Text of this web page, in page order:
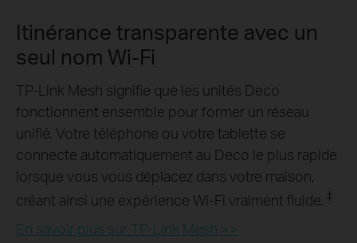
Itinérance transparente avec un
seul nom Wi-Fi
TP-Link Mesh signifie que les unités Deco
fonctionnent ensemble pour former un réseau
unifié. Votre téléphone ou votre tablette se
connecte automatiquement au Deco le plus rapide
lorsque vous vous déplacez dans votre maison,
créant ainsi une expérience Wi-Fi vraiment fluide. ‡
En savoir plus sur TP-Link Mesh >>